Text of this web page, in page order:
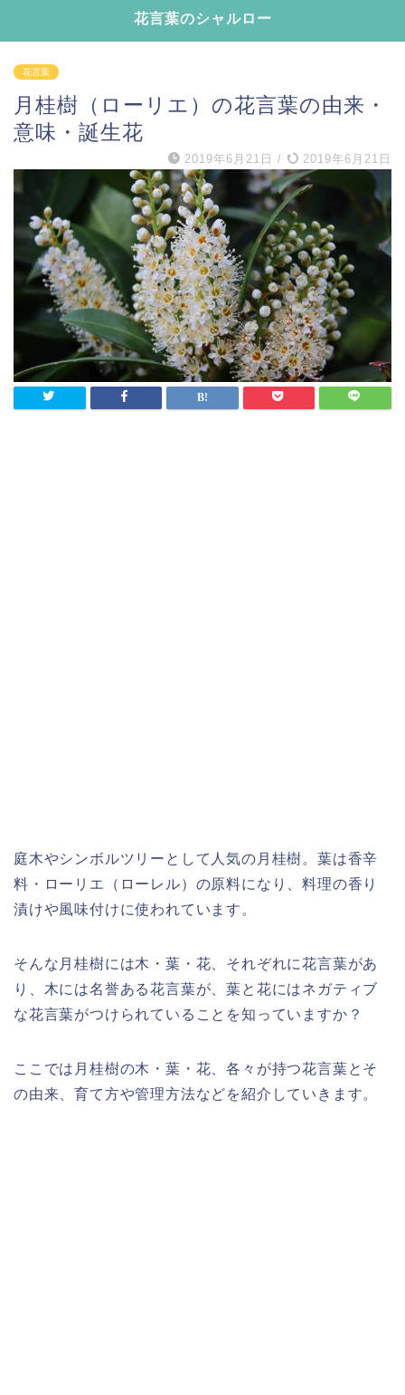
花言葉のシャルロー
花言葉
月桂樹（ローリエ）の花言葉の由来・
意味・誕生花
2019年6月21日 / 2019年6月21日
庭木やシンボルツリーとして人気の月桂樹。葉は香辛
料・ローリエ（ローレル）の原料になり、料理の香り
漬けや風味付けに使われています。
そんな月桂樹には木・葉・花、それぞれに花言葉があ
り、木には名誉ある花言葉が、葉と花にはネガティブ
な花言葉がつけられていることを知っていますか？
ここでは月桂樹の木・葉・花、各々が持つ花言葉とそ
の由来、育て方や管理方法などを紹介していきます。